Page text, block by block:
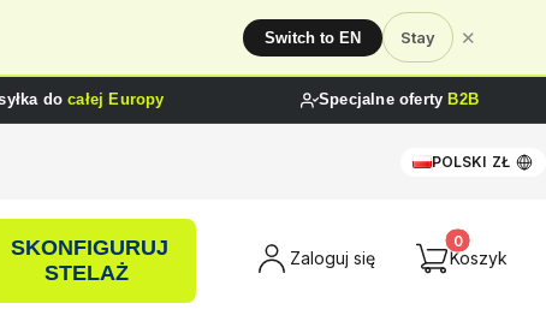
Switch to EN Stay ✕
docałej Europy Specjalne oferty B2B
POLSKI ZŁ
SKONFIGURUJ
STELAŻ
Zaloguj się Produkty w
Koszyk